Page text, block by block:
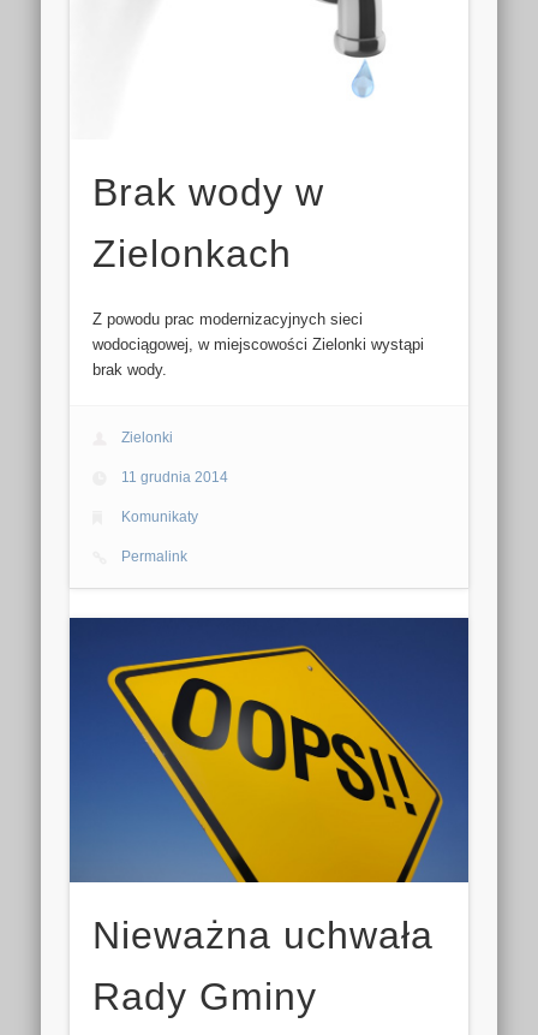
Brak wody w
Zielonkach
Z powodu prac modernizacyjnych sieci
wodociągowej, w miejscowości Zielonki wystąpi
brak wody.
Zielonki
11 grudnia 2014
Komunikaty
Permalink
Nieważna uchwała
Rady Gminy